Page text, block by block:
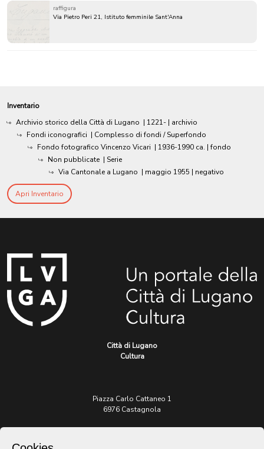
raffigura
Via Pietro Peri 21, Istituto femminile Sant'Anna
Inventario
Archivio storico della Città di Lugano | 1221- | archivio
Fondi iconografici | Complesso di fondi / Superfondo
Fondo fotografico Vincenzo Vicari | 1936-1990 ca. | fondo
Non pubblicate | Serie
Via Cantonale a Lugano | maggio 1955 | negativo
Apri Inventario
Città di Lugano
Cultura
Piazza Carlo Cattaneo 1
6976 Castagnola